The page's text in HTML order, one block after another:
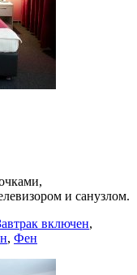
и санузлом.
включен,
, Фен